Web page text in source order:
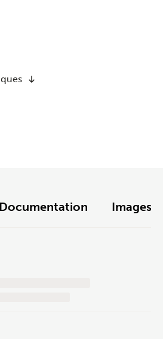
Documentation Images